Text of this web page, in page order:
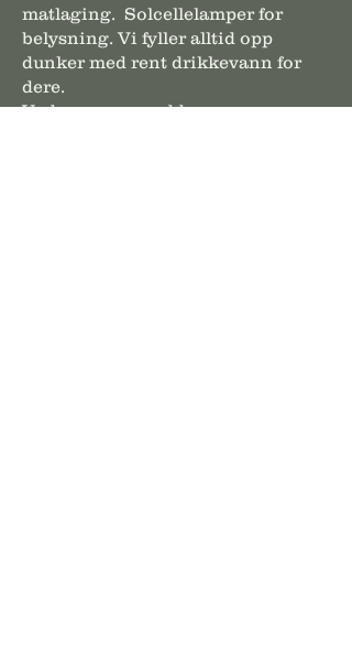
matlaging. Solcellelamper for
belysning. Vi fyller alltid opp
dunker med rent drikkevann for
dere.
Ved, gass, oppredde senger, rene